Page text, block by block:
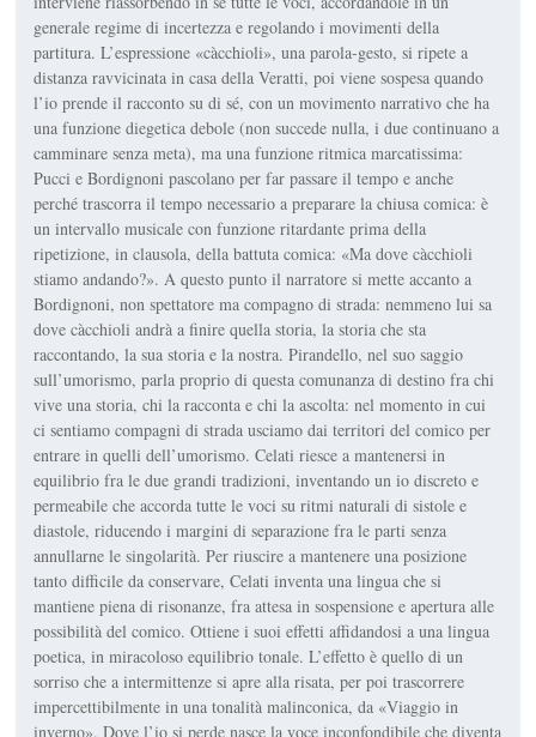
generale regime di incertezza e regolando i movimenti della
partitura. L’espressione «càcchioli», una parola-gesto, si ripete a
distanza ravvicinata in casa della Veratti, poi viene sospesa quando
l’io prende il racconto su di sé, con un movimento narrativo che ha
una funzione diegetica debole (non succede nulla, i due continuano a
camminare senza meta), ma una funzione ritmica marcatissima:
Pucci e Bordignoni pascolano per far passare il tempo e anche
perché trascorra il tempo necessario a preparare la chiusa comica: è
un intervallo musicale con funzione ritardante prima della
ripetizione, in clausola, della battuta comica: «Ma dove càcchioli
stiamo andando?». A questo punto il narratore si mette accanto a
Bordignoni, non spettatore ma compagno di strada: nemmeno lui sa
dove càcchioli andrà a finire quella storia, la storia che sta
raccontando, la sua storia e la nostra. Pirandello, nel suo saggio
sull’umorismo, parla proprio di questa comunanza di destino fra chi
vive una storia, chi la racconta e chi la ascolta: nel momento in cui
ci sentiamo compagni di strada usciamo dai territori del comico per
entrare in quelli dell’umorismo. Celati riesce a mantenersi in
equilibrio fra le due grandi tradizioni, inventando un io discreto e
permeabile che accorda tutte le voci su ritmi naturali di sistole e
diastole, riducendo i margini di separazione fra le parti senza
annullarne le singolarità. Per riuscire a mantenere una posizione
tanto difficile da conservare, Celati inventa una lingua che si
mantiene piena di risonanze, fra attesa in sospensione e apertura alle
possibilità del comico. Ottiene i suoi effetti affidandosi a una lingua
poetica, in miracoloso equilibrio tonale. L’effetto è quello di un
sorriso che a intermittenze si apre alla risata, per poi trascorrere
impercettibilmente in una tonalità malinconica, da «Viaggio in
inverno». Dove l’io si perde nasce la voce inconfondibile che diventa